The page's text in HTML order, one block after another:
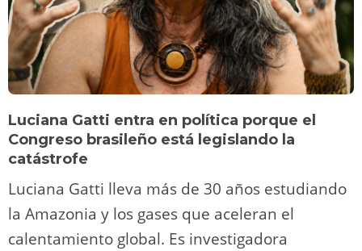
Luciana Gatti entra en política porque el
Congreso brasileño está legislando la
catástrofe
Luciana Gatti lleva más de 30 años estudiando
la Amazonia y los gases que aceleran el
calentamiento global. Es investigadora